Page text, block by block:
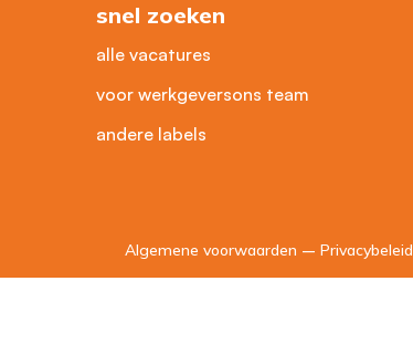
snel zoeken
alle vacatures
voor werkgeversons team
andere labels
Algemene voorwaarden – Privacybeleid